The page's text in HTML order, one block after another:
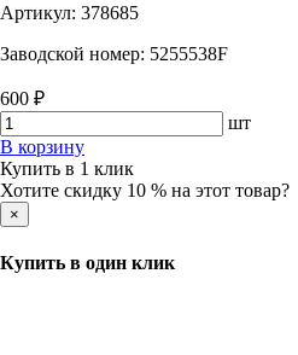
Артикул: 378685
Заводской номер: 5255538F
600 ₽
шт
В корзину
Купить в 1 клик
Хотите скидку 10 % на этот товар?
×
Купить в один клик